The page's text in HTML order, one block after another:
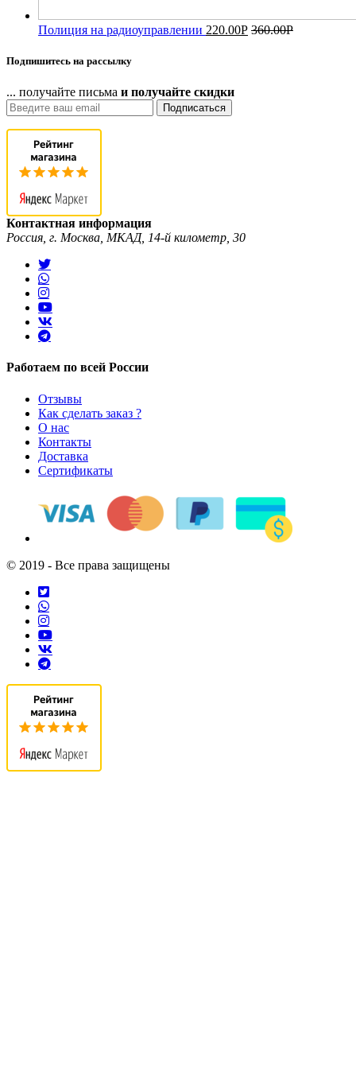
Полиция на радиоуправлении 220.00Р 360.00Р
Подпишитесь на рассылку
... получайте письма и получайте скидки
Подписаться
Контактная информация
Россия, г. Москва, МКАД, 14-й километр, 30
Работаем по всей России
Отзывы
Как сделать заказ ?
О нас
Контакты
Доставка
Сертификаты
© 2019 - Все права защищены